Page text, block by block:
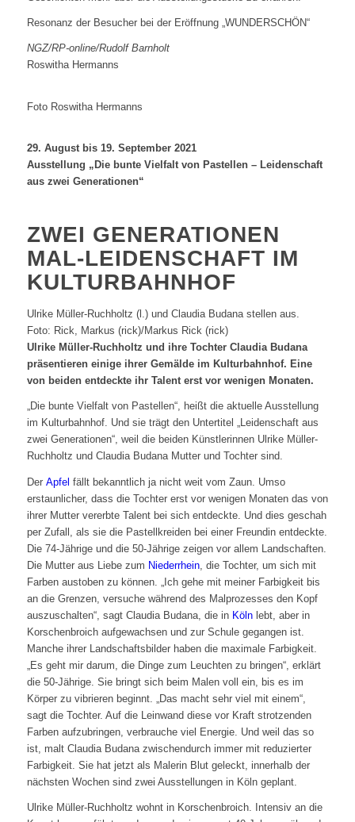
Resonanz der Besucher bei der Eröffnung „WUNDERSCHÖN“
NGZ/RP-online/Rudolf Barnholt
Roswitha Hermanns
Foto Roswitha Hermanns
29. August bis 19. September 2021
Ausstellung „Die bunte Vielfalt von Pastellen – Leidenschaft
aus zwei Generationen“
ZWEI GENERATIONEN
MAL-LEIDENSCHAFT IM
KULTURBAHNHOF
Ulrike Müller-Ruchholtz (l.) und Claudia Budana stellen aus.
Foto: Rick, Markus (rick)/Markus Rick (rick)
Ulrike Müller-Ruchholtz und ihre Tochter Claudia Budana
präsentieren einige ihrer Gemälde im Kulturbahnhof. Eine
von beiden entdeckte ihr Talent erst vor wenigen Monaten.
„Die bunte Vielfalt von Pastellen“, heißt die aktuelle Ausstellung
im Kulturbahnhof. Und sie trägt den Untertitel „Leidenschaft aus
zwei Generationen“, weil die beiden Künstlerinnen Ulrike Müller-
Ruchholtz und Claudia Budana Mutter und Tochter sind.
Der Apfel fällt bekanntlich ja nicht weit vom Zaun. Umso
erstaunlicher, dass die Tochter erst vor wenigen Monaten das von
ihrer Mutter vererbte Talent bei sich entdeckte. Und dies geschah
per Zufall, als sie die Pastellkreiden bei einer Freundin entdeckte.
Die 74-Jährige und die 50-Jährige zeigen vor allem Landschaften.
Die Mutter aus Liebe zum Niederrhein, die Tochter, um sich mit
Farben austoben zu können. „Ich gehe mit meiner Farbigkeit bis
an die Grenzen, versuche während des Malprozesses den Kopf
auszuschalten“, sagt Claudia Budana, die in Kölnlebt, aber in
Korschenbroich aufgewachsen und zur Schule gegangen ist.
Manche ihrer Landschaftsbilder haben die maximale Farbigkeit.
„Es geht mir darum, die Dinge zum Leuchten zu bringen“, erklärt
die 50-Jährige. Sie bringt sich beim Malen voll ein, bis es im
Körper zu vibrieren beginnt. „Das macht sehr viel mit einem“,
sagt die Tochter. Auf die Leinwand diese vor Kraft strotzenden
Farben aufzubringen, verbrauche viel Energie. Und weil das so
ist, malt Claudia Budana zwischendurch immer mit reduzierter
Farbigkeit. Sie hat jetzt als Malerin Blut geleckt, innerhalb der
nächsten Wochen sind zwei Ausstellungen in Köln geplant.
Ulrike Müller-Ruchholtz wohnt in Korschenbroich. Intensiv an die